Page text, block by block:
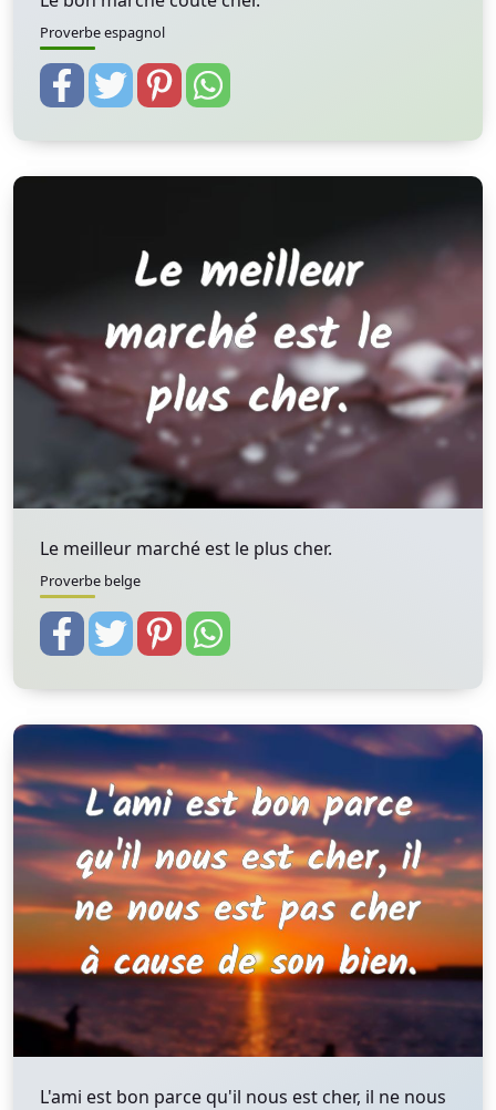
Proverbe espagnol
Le meilleur marché est le plus cher.
Proverbe belge
L'ami est bon parce qu'il nous est cher, il ne nous